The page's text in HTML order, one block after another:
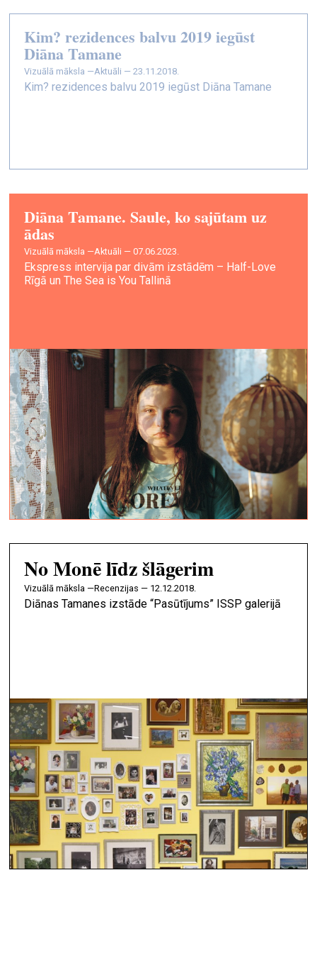
Kim? rezidences balvu 2019 iegūst
Diāna Tamane
vizuālā māksla —Aktuāli — 23.11.2018.
Kim? rezidences balvu 2019 iegūst Diāna Tamane
Diāna Tamane. Saule, ko sajūtam uz
ādas
vizuālā māksla —Aktuāli — 07.06.2023.
Ekspress intervija par divām izstādēm – Half-Love
Rīgā un The Sea is You Tallinā
No Monē līdz šlāgerim
vizuālā māksla —Recenzijas — 12.12.2018.
Diānas Tamanes izstāde “Pasūtījums” ISSP galerijā